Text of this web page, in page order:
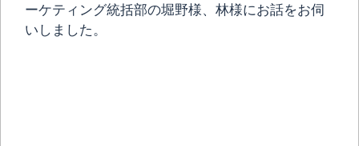
ーケティング統括部の堀野様、林様にお話をお伺
いしました。